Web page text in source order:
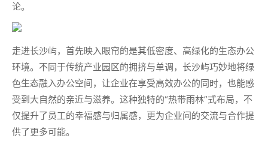
论。
走进长沙屿，首先映入眼帘的是其低密度、高绿化的生态办公
环境。不同于传统产业园区的拥挤与单调，长沙屿巧妙地将绿
色生态融入办公空间，让企业在享受高效办公的同时，也能感
受到大自然的亲近与滋养。这种独特的“热带雨林”式布局，不
仅提升了员工的幸福感与归属感，更为企业间的交流与合作提
供了更多可能。